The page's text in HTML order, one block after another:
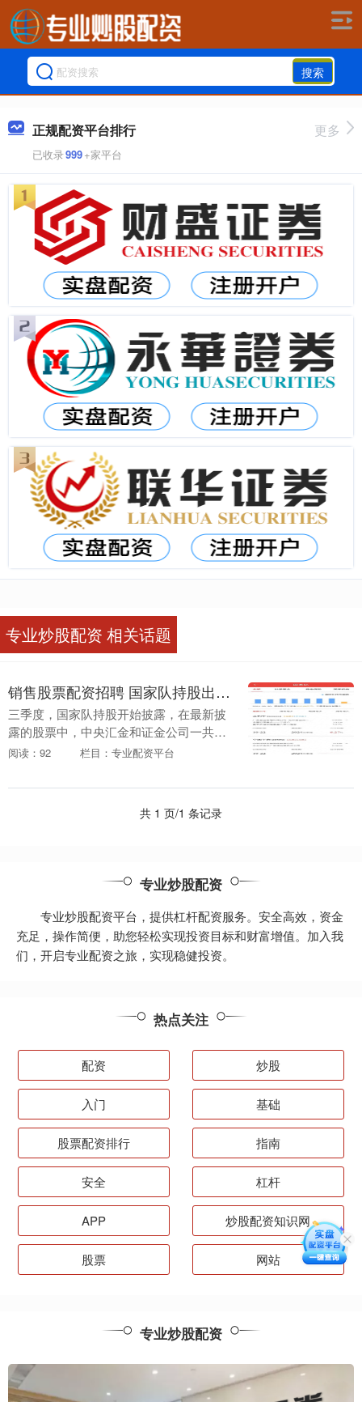
搜索
正规配资平台排行
已收录999+家平台
更多
专业炒股配资 相关话题
销售股票配资招聘 国家队持股出炉, 中央汇金与证金重仓8个, 社保与养老金重仓25个
三季度，国家队持股开始披露，在最新披
露的股票中，中央汇金和证金公司一共重
仓了8只股票，社保基金与养老金一共重仓
**通....
阅读：92 栏目：专业配资平台
共 1 页/1 条记录
专业炒股配资
专业炒股配资平台，提供杠杆配资服务。安全高效，资金
充足，操作简便，助您轻松实现投资目标和财富增值。加入我
们，开启专业配资之旅，实现稳健投资。
热点关注
配资 炒股
入门 基础
股票配资排行 指南
安全 杠杆
APP 炒股配资知识网
股票 网站
专业炒股配资